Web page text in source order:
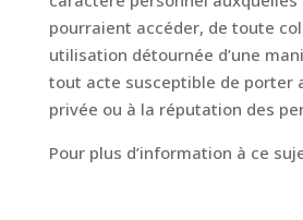
pourraient accéder, de toute
utilisation détournée d’une
tout acte susceptible de porter
privée ou à la réputation des
Pour plus d’information à ce